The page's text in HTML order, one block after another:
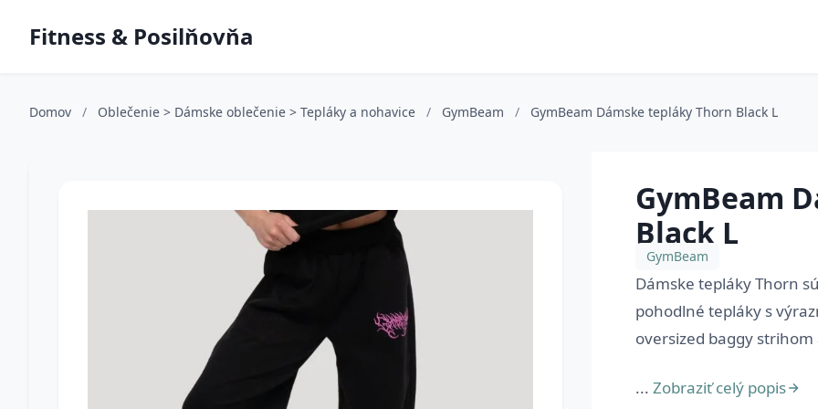
Fitness & Posilňovňa
Domov / Oblečenie > Dámske oblečenie > Tepláky a nohavice / GymBeam / GymBeam Dámske tepláky Thorn Black L
GymBeam
Black L
GymBeam
Dámske tepláky Thorn
pohodlné tepláky s
oversized baggy
... Zobraziť celý popis